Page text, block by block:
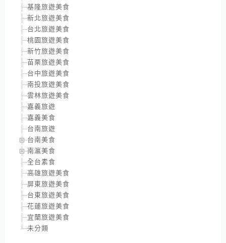
基隆旅遊美食
新北旅遊美食
台北旅遊美食
桃園旅遊美食
新竹旅遊美食
苗栗旅遊美食
台中旅遊美食
南投旅遊美食
雲林旅遊美食
嘉義旅遊
嘉義美食
台南旅遊
台南美食
南瀛美食
全台素食
高雄旅遊美食
屏東旅遊美食
台東旅遊美食
花蓮旅遊美食
宜蘭旅遊美食
未分類